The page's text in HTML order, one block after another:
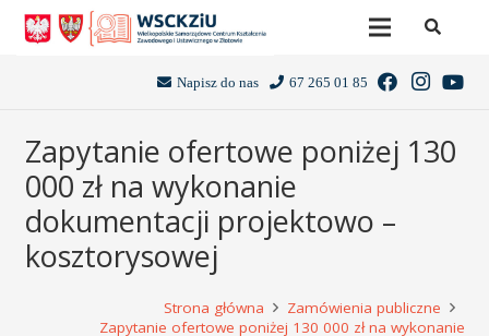
Napisz do nas 67 265 01 85
Zapytanie ofertowe poniżej 130
000 zł na wykonanie
dokumentacji projektowo –
kosztorysowej
Strona główna
Zamówienia publiczne
Zapytanie ofertowe poniżej 130 000 zł na wykonanie